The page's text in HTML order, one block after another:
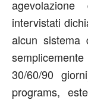
intervistati
alcun
30/60/90
programs,